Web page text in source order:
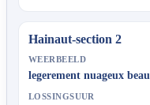
Hainaut-section 2
WEERBEELD
legerement nuageux beau
LOSSINGSUUR